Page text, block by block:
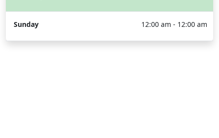
Sunday 12:00 am - 12:00 am